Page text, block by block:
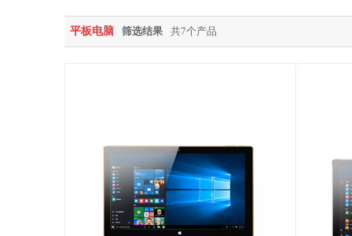
平板电脑 筛选结果 共7个产品